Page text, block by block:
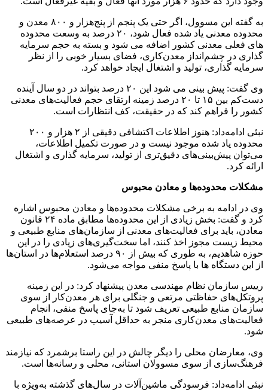
به گفته این مسوول، اگر حتی یک پنجم از پنج‌هزار و ۸۰۰ معدن و
محدوده معدنی یاد شده فعال شود، ۲۰ درصد به وسعت محدوده
های فعلی معدنی کشور اضافه می شود و بسته به حجم سرمایه
گذاری در چشم‌انداز معدن‌کاری، فضای بسیار خوبی را از نظر
سرمایه گذاری، تولید و اشتغال ایجاد خواهد کرد.
وی گفت:‌ پیش بینی می شود این ۲۰ درصد بتواند در دو سال آینده
دست‌کم بین ۱۵ تا ۲۰ درصد زمینه‌ ارتقای حجم فعالیت‌های معدنی
کشور را فراهم کند که در حقیقت، کف انتظارات است.
نبئی ادامه‌داد: هنوز اطلاعات اکتشافی دقیقی از ۲ هزار و ۲۰۰
محدوده یاد شده موجود نیست و در صورت تکمیل اطلاعات،
می‌توان پیش‌بینی‌های دقیق‌تری از تولید، سرمایه گذاری و اشتغال
ارائه کرد.
مشکلات محدوده‌ها و معادن محبوس
وی در ادامه به برخی مشکلات محدوده‌ها و معادن محبوس اشاره
کرد و گفت: بخش زیادی از این محدوده‌ها مطابق ماده ۲۴ قانون
معادن، باید برای فعالیت‌های معدنی از سازمان‌های منابع طبیعی و
محیط زیست مجوز اخذ کنند، اما سخت‌گیری‌های زیادی را در این
حوزه شاهدیم، به طوری که بیش از ۹۰ درصد استعلام‌ها در استان‌ها
از این دستگاه ‌ها با پاسخ منفی مواجه می‌شود.
رییس سازمان نظام مهندسی معدن پیشنهاد کرد: در این زمینه
پروتکل‌های حفاظتی مرتعی و جنگلی برای هر معدن‌کار از سوی
سازمان منابع طبیعی تعریف شود تا به‌جای پاسخ منفی، انجام
فعالیت‌های معدن‌کاری منجر به حداقل آسیب در عرصه‌های طبیعی
شود.
وی، معارضان محلی را دیگر چالش در این راستا برشمرد که نیازمند
فرهنگ‌سازی از سوی مسوولان استانی، محلی و رسانه‌ها است.
نبئی ادامه‌داد: فرسودگی ماشین‌آلات در سال‌های گذشته به‌ویژه با